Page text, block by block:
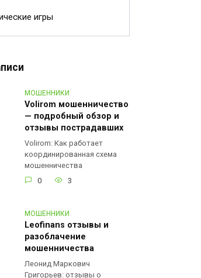
игры
МОШЕННИКИ
Volirom мошенничество
— подробный обзор и
отзывы пострадавших
Volirom: Как работает
координированная схема
мошенничества
0
3
МОШЕННИКИ
Leofinans отзывы и
разоблачение
мошенничества
Леонид Маркович
Григорьев: отзывы о